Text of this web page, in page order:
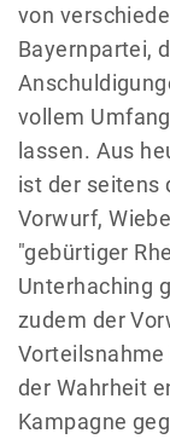
von
Bayernpartei,
vollem
lassen. Aus
ist der seitens
Vorwurf,
"gebürtiger
Unterhaching
zudem der
Vorteilsnahme
der Wahrheit
Kampagne